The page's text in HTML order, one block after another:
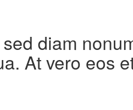
diam
At vero eos